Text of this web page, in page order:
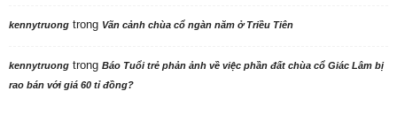
kennytruong trong Vãn cảnh chùa cổ ngàn năm ở Triều Tiên
kennytruong trong Báo Tuổi trẻ phản ảnh về việc phần đất chùa cổ Giác Lâm bị
rao bán với giá 60 tỉ đồng?